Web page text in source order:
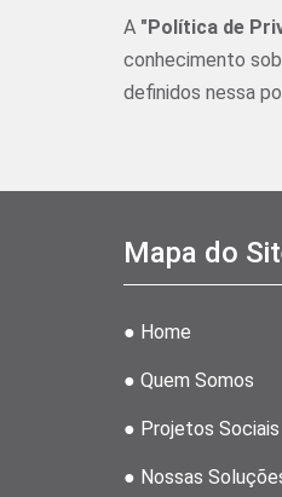
A "Política de
conhecimento
definidos nessa
Mapa do
● Home
● Quem Somos
● Projetos Sociais
● Nossas